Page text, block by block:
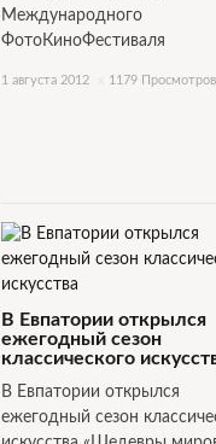
Международного
ФотоКиноФестиваля
1 августа 2012 1179 Просмотров
В Евпатории открылся
ежегодный сезон
классического
В Евпатории открылся
ежегодный сезон